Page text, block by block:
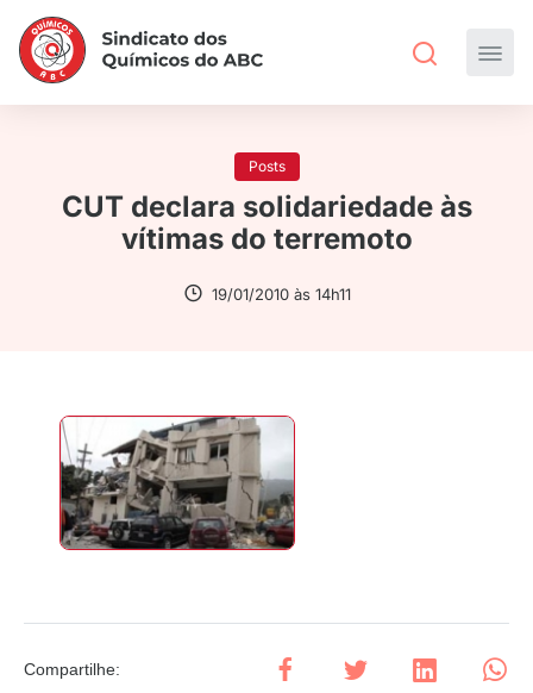
Posts
CUT declara solidariedade às
vítimas do terremoto
19/01/2010 às 14h11
Compartilhe: